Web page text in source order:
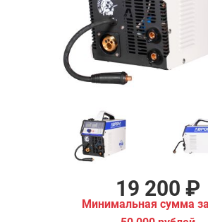
19 200 ₽
Минимальная сумма
Добавить в корзину
Купить в 1 клик
В кредит от 640 руб/
мес